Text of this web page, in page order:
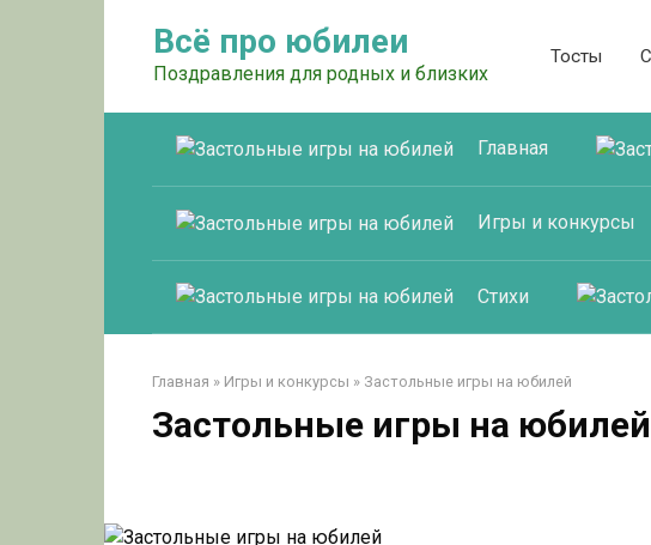
Всё про юбилеи
Поздравления для родных и близких
Тосты
Главная
Игры и конкурсы
Стихи
Главная » Игры и конкурсы » Застольные игры на юбилей
Застольные игры на юбилей